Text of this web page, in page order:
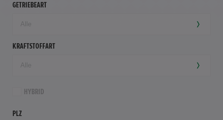
GETRIEBEART
KRAFTSTOFFART
HYBRID
PLZ